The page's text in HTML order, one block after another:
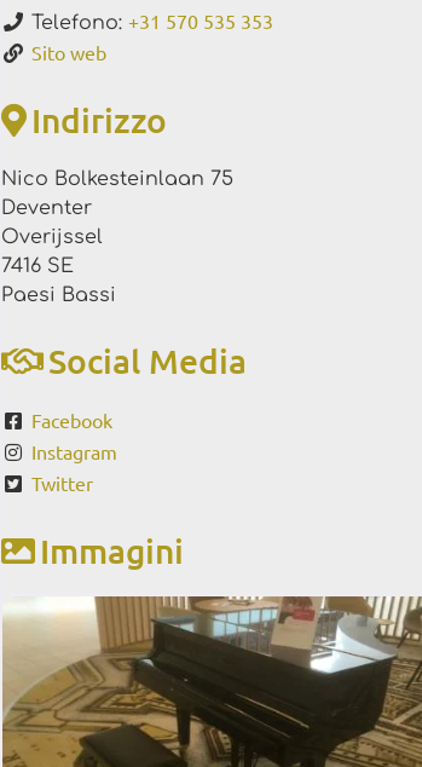
Telefono: +31 570 535 353
Sito web
Indirizzo
Nico Bolkesteinlaan 75
Deventer
Overijssel
7416 SE
Paesi Bassi
Social Media
Facebook
Instagram
Twitter
Immagini